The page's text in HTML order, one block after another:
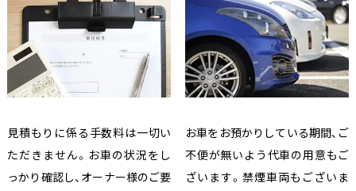
見積もりに係る手数料は一切い
ただきません。お車の状況をし
っかり確認し、オーナー様のご要
お車をお預かりしている期間、ご
不便が無いよう代車の用意もご
ざいます。禁煙車両もございま